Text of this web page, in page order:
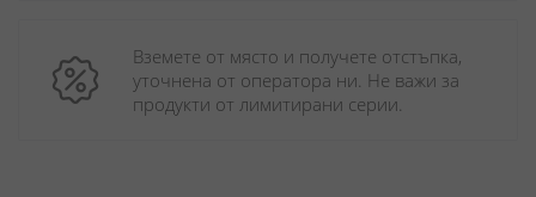
Вземете от място и получете отстъпка,
уточнена от оператора ни. Не важи за
продукти от лимитирани серии.